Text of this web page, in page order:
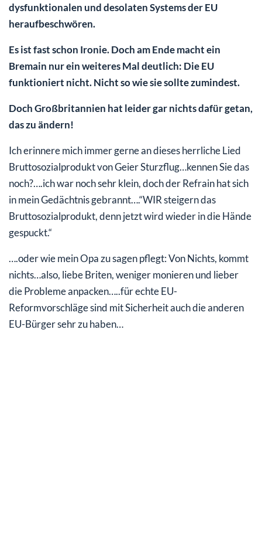
dysfunktionalen und desolaten Systems der EU
heraufbeschwören.
Es ist fast schon Ironie. Doch am Ende macht ein
Bremain nur ein weiteres Mal deutlich: Die EU
funktioniert nicht. Nicht so wie sie sollte zumindest.
Doch Großbritannien hat leider gar nichts dafür getan,
das zu ändern!
Ich erinnere mich immer gerne an dieses herrliche Lied
Bruttosozialprodukt von Geier Sturzflug…kennen Sie das
noch?….ich war noch sehr klein, doch der Refrain hat sich
in mein Gedächtnis gebrannt….“WIR steigern das
Bruttosozialprodukt, denn jetzt wird wieder in die Hände
gespuckt.“
….oder wie mein Opa zu sagen pflegt: Von Nichts, kommt
nichts…also, liebe Briten, weniger monieren und lieber
die Probleme anpacken…..für echte EU-
Reformvorschläge sind mit Sicherheit auch die anderen
EU-Bürger sehr zu haben…